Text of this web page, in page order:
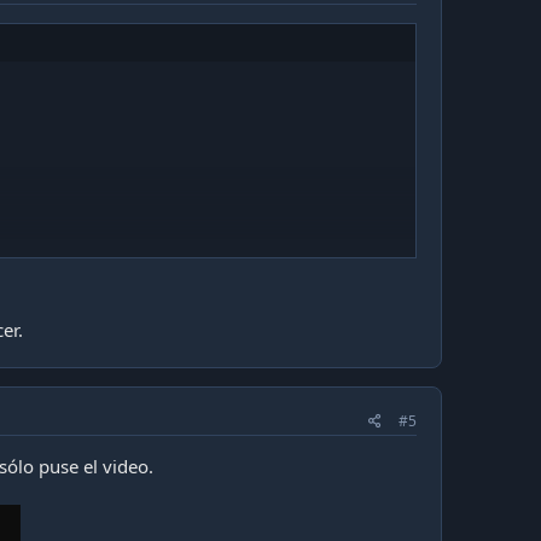
#5
puse el video.